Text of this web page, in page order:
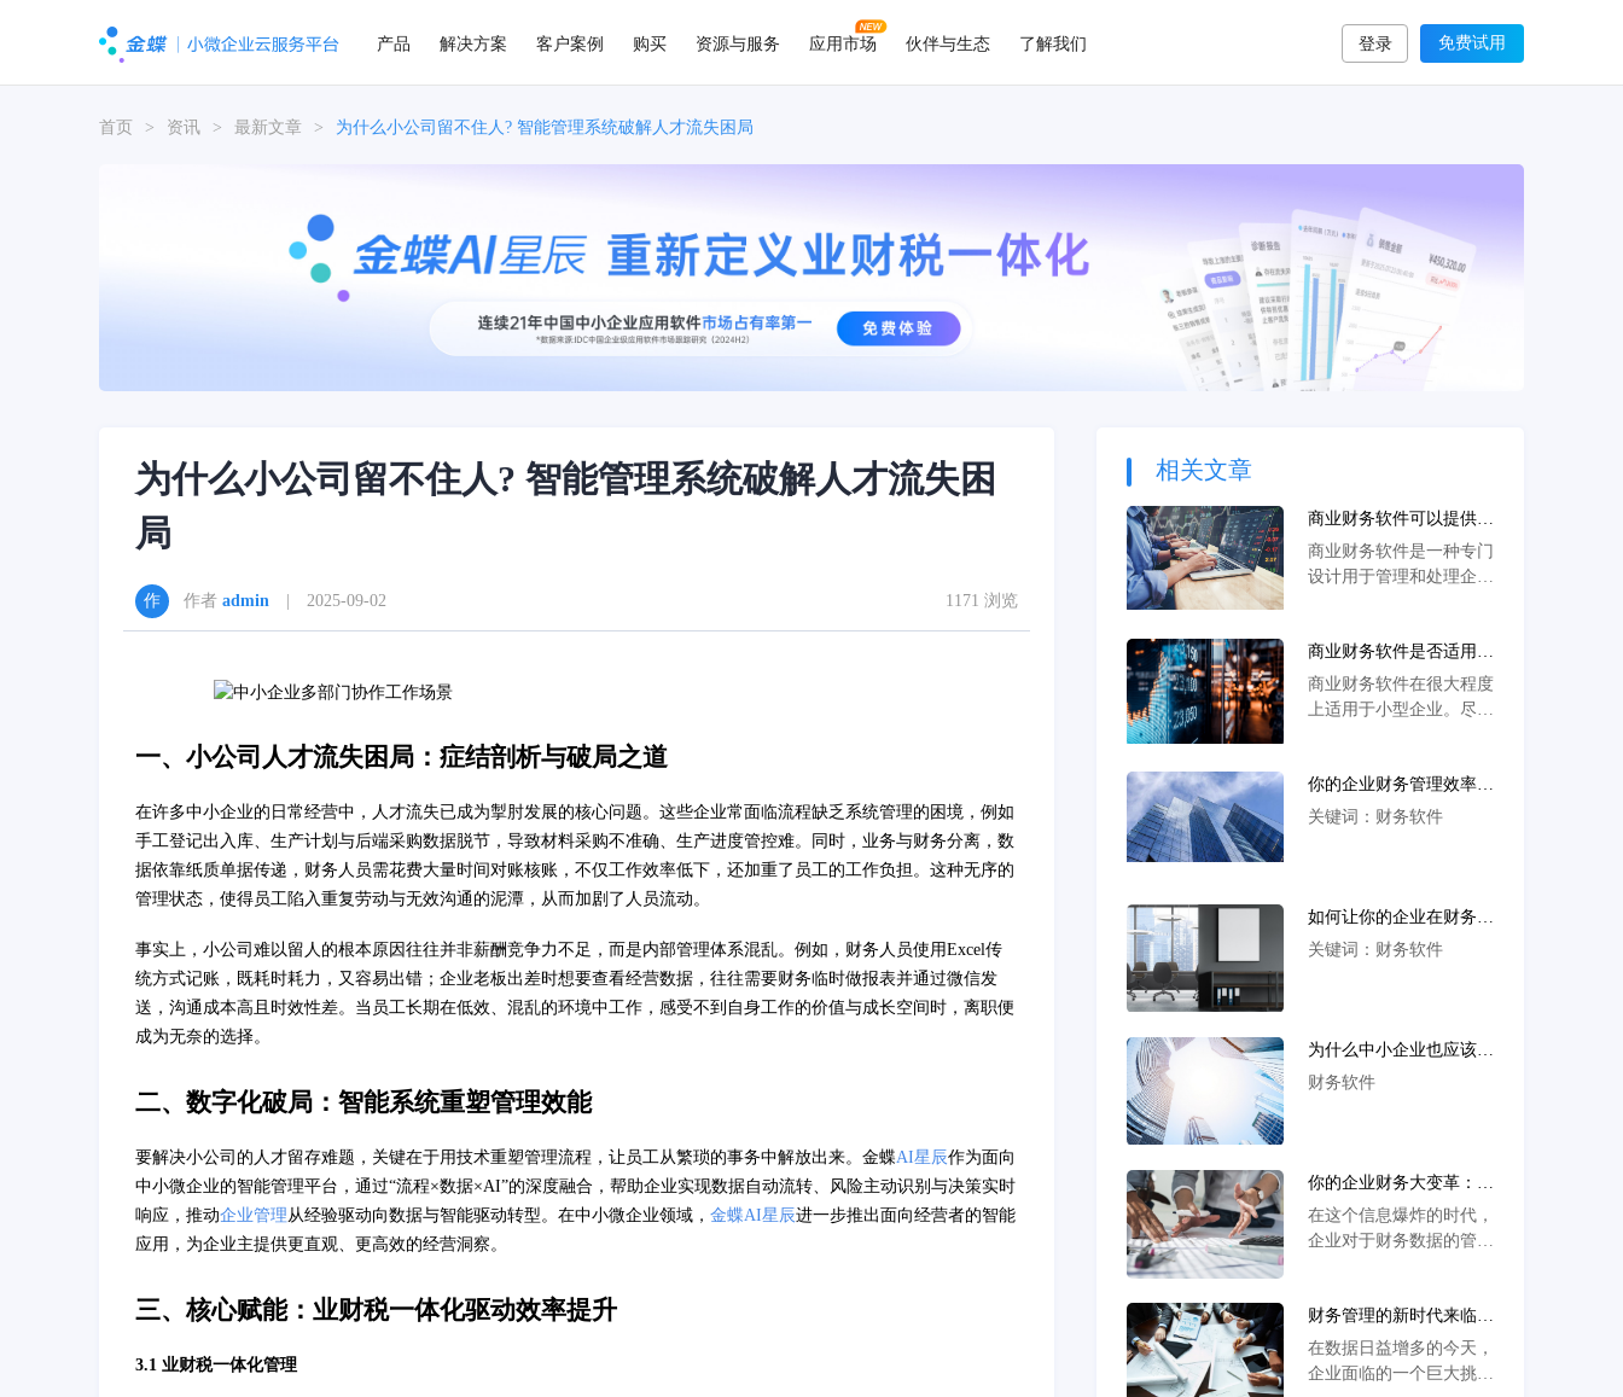
产品 解决方案 客户案例 购买 资源与服务 应用市场 伙伴与生态 了解我们 登录 免费试用
首页 > 资讯 > 最新文章 > 为什么小公司留不住人? 智能管理系统破解人才流失困局
为什么小公司留不住人? 智能管理系统破解人才流失困
局
作者 admin | 2025-09-02 1171 浏览
一、小公司人才流失困局：症结剖析与破局之道
在许多中小企业的日常经营中，人才流失已成为掣肘发展的核心问题。这些企业常面临流程缺乏系统管理的困境，例如
手工登记出入库、生产计划与后端采购数据脱节，导致材料采购不准确、生产进度管控难。同时，业务与财务分离，数
据依靠纸质单据传递，财务人员需花费大量时间对账核账，不仅工作效率低下，还加重了员工的工作负担。这种无序的
管理状态，使得员工陷入重复劳动与无效沟通的泥潭，从而加剧了人员流动。
事实上，小公司难以留人的根本原因往往并非薪酬竞争力不足，而是内部管理体系混乱。例如，财务人员使用Excel传
统方式记账，既耗时耗力，又容易出错；企业老板出差时想要查看经营数据，往往需要财务临时做报表并通过微信发
送，沟通成本高且时效性差。当员工长期在低效、混乱的环境中工作，感受不到自身工作的价值与成长空间时，离职便
成为无奈的选择。
二、数字化破局：智能系统重塑管理效能
要解决小公司的人才留存难题，关键在于用技术重塑管理流程，让员工从繁琐的事务中解放出来。金蝶AI星辰作为面向
中小微企业的智能管理平台，通过“流程×数据×AI”的深度融合，帮助企业实现数据自动流转、风险主动识别与决策实时
响应，推动企业管理从经验驱动向数据与智能驱动转型。在中小微企业领域， 金蝶AI星辰进一步推出面向经营者的智能
应用，为企业主提供更直观、更高效的经营洞察。
三、核心赋能：业财税一体化驱动效率提升
3.1 业财税一体化管理
相关文章
商业财务软件可以提供哪
些核心功能？
商业财务软件是一种专门
设计用于管理和处理企业
助企业进行财务管理和决
策。
商业财务软件是否适用于
小型企业？
商业财务软件在很大程度
上适用于小型企业。尽管
们仍然可以从使用商业财
务软件中获益。
你的企业财务管理效率够
高吗？来看看如何挑选最
关键词：财务软件
如何让你的企业在财务管
理上更上一层楼？试试这
关键词：财务软件
为什么中小企业也应该跳
上财务软件这列火车？让
财务软件
你的企业财务大变革：告
别传统软件，迎接云端财
务的新时代
在这个信息爆炸的时代，
企业对于财务数据的管理
合和管理财务、库存、物
料调拨以及生产制造等数
据，成为他们面临的一大
财务管理的新时代来临
了！你准备好迎接云端财
务的革命了吗？
在数据日益增多的今天，
企业面临的一个巨大挑战